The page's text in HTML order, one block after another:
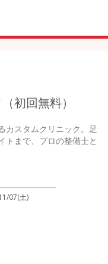
初回無料）
カスタムクリニック。足
トまで、プロの整備士と
07(土)